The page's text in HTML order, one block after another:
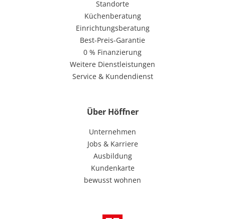
Standorte
Küchenberatung
Einrichtungsberatung
Best-Preis-Garantie
0 % Finanzierung
Weitere Dienstleistungen
Service & Kundendienst
Über Höffner
Unternehmen
Jobs & Karriere
Ausbildung
Kundenkarte
bewusst wohnen